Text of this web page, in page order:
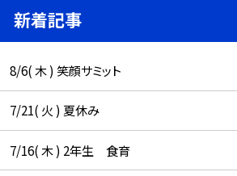
新着記事
8/6( 木 ) 笑顔サミット
7/21( 火 ) 夏休み
7/16( 木 ) 2年生 食育